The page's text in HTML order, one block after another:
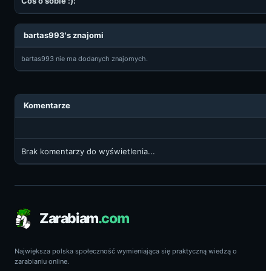
bartas993's znajomi
bartas993 nie ma dodanych znajomych.
Komentarze
Brak komentarzy do wyświetlenia...
Zarabiam.com
Największa polska społeczność wymieniająca się praktyczną wiedzą o
zarabianiu online.